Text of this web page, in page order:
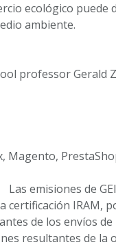
ecológico puede
ambiente.
professor Gerald
Magento,
emisiones de
certificación IRAM,
de los envíos
resultantes de la